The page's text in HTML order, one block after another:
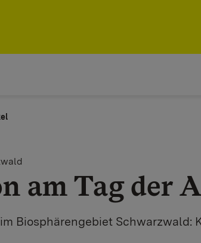
am Tag der
Biosphärengebiet Schwarzwald: